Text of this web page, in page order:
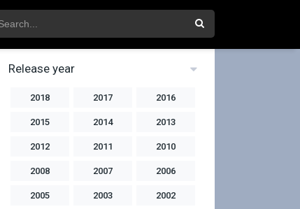
Release year
2018 2017 2016
2015 2014 2013
2012 2011 2010
2008 2007 2006
2005 2003 2002